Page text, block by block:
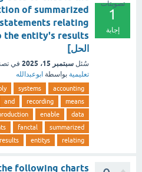
تصويتات
1
إجابة
of summarized
relating
الحل]
سُئل سبتمبر 15، 2025 في
تعليمية بواسطة ابوعبدالله
accounting
systems
means
recording
and
data
enable
summarized
fanctal
relating
entitys
results
following charts